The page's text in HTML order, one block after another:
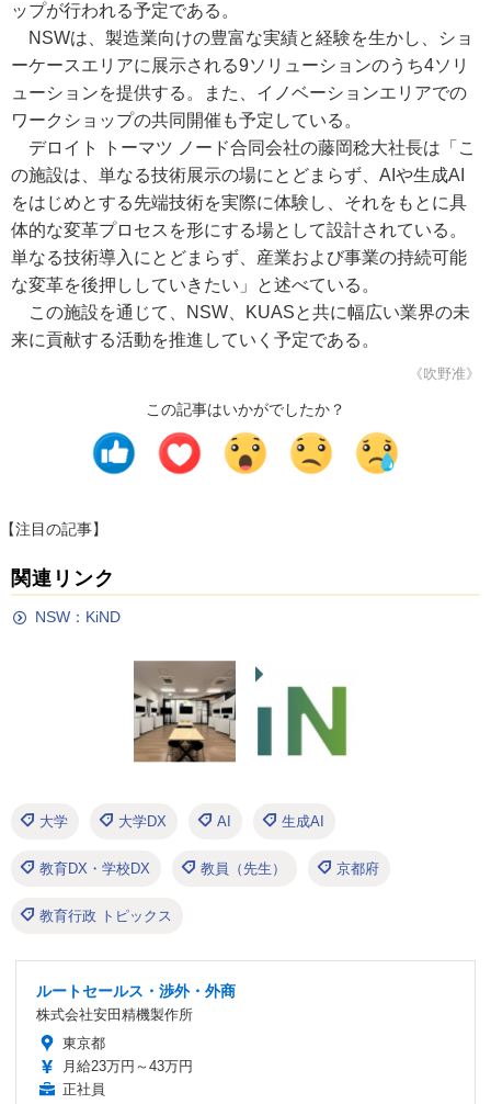
ップが行われる予定である。
NSWは、製造業向けの豊富な実績と経験を生かし、ショ
ーケースエリアに展示される9ソリューションのうち4ソリ
ューションを提供する。また、イノベーションエリアでの
ワークショップの共同開催も予定している。
デロイト トーマツ ノード合同会社の藤岡稔大社長は「こ
の施設は、単なる技術展示の場にとどまらず、AIや生成AI
をはじめとする先端技術を実際に体験し、それをもとに具
体的な変革プロセスを形にする場として設計されている。
単なる技術導入にとどまらず、産業および事業の持続可能
な変革を後押ししていきたい」と述べている。
この施設を通じて、NSW、KUASと共に幅広い業界の未
来に貢献する活動を推進していく予定である。
《吹野准》
この記事はいかがでしたか？
【注目の記事】
関連リンク
NSW：KiND
大学 大学DX AI 生成AI
教育DX・学校DX 教員（先生） 京都府
教育行政 トピックス
ルートセールス・渉外・外商
株式会社安田精機製作所
東京都
月給23万円～43万円
正社員